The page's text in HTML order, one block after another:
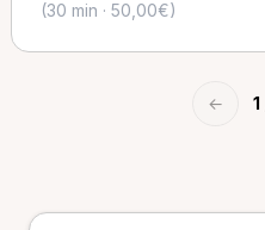
(30 min · 50,00€)
← 1